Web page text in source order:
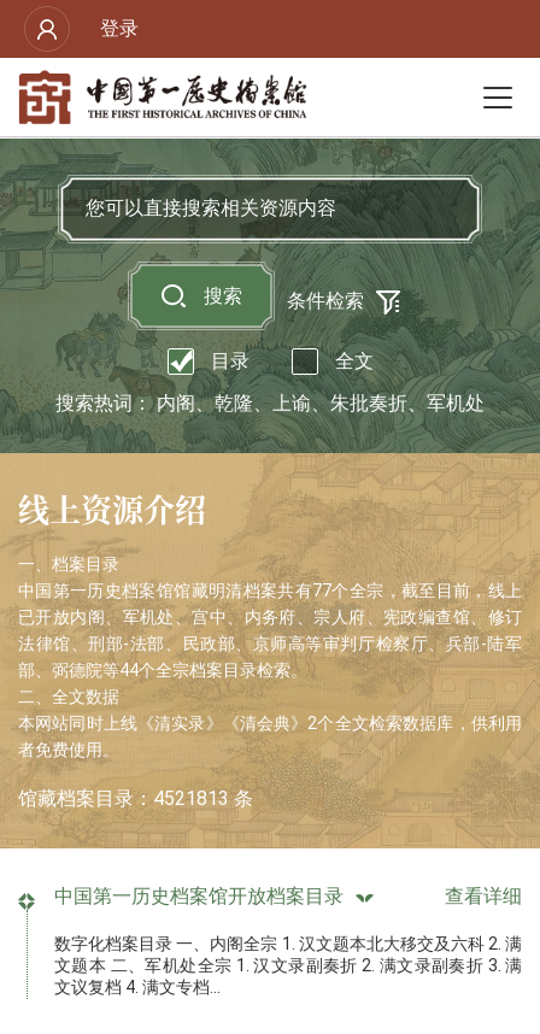
登录
搜索 条件检索
目录
全文
搜索热词：内阁 乾隆 上谕 朱批奏折 军机处
线上资源介绍
一、档案目录
中国第一历史档案馆馆藏明清档案共有77个全宗，截至目前，线上
已开放内阁、军机处、宫中、内务府、宗人府、宪政编查馆、修订
法律馆、刑部-法部、民政部、京师高等审判厅检察厅、兵部-陆军
部、弼德院等44个全宗档案目录检索。
二、全文数据
本网站同时上线《清实录》《清会典》2个全文检索数据库，供利用
者免费使用。
馆藏档案目录：4521813 条
中国第一历史档案馆开放档案目录 查看详细
数字化档案目录 一、内阁全宗 1. 汉文题本北大移交及六科 2. 满
文题本 二、军机处全宗 1. 汉文录副奏折 2. 满文录副奏折 3. 满
文议复档 4. 满文专档...